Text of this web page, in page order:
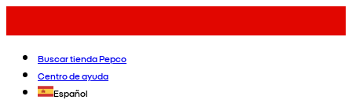
Buscar tienda Pepco
Centro de ayuda
Español